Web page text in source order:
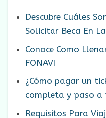
Descubre Cuáles
Solicitar Beca En
Conoce Como
FONAVI
¿Cómo pagar un
completa y paso a
Requisitos Para